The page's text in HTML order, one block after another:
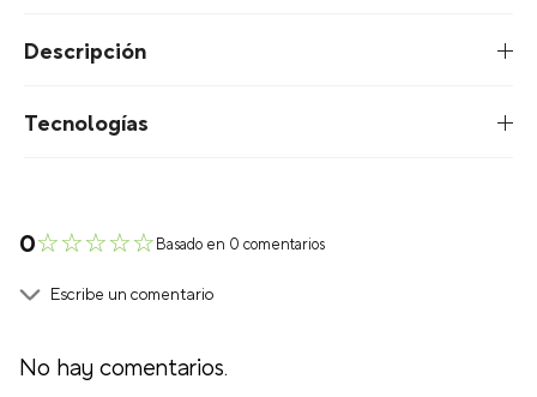
Descripción
Tecnologías
☆☆☆☆☆
0 Basado en 0 comentarios
Escribe un comentario
No hay comentarios.